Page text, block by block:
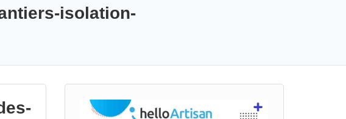
isolation-